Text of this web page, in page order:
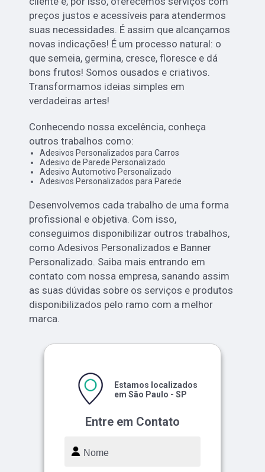
preços justos e acessíveis para atendermos
suas necessidades. É assim que alcançamos
novas indicações! É um processo natural: o
que semeia, germina, cresce, floresce e dá
bons frutos! Somos ousados e criativos.
Transformamos ideias simples em
verdadeiras artes!
Conhecendo nossa excelência, conheça
outros trabalhos como:
Adesivos Personalizados para Carros
Adesivo de Parede Personalizado
Adesivo Automotivo Personalizado
Adesivos Personalizados para Parede
Desenvolvemos cada trabalho de uma forma
profissional e objetiva. Com isso,
conseguimos disponibilizar outros trabalhos,
como Adesivos Personalizados e Banner
Personalizado. Saiba mais entrando em
contato com nossa empresa, sanando assim
as suas dúvidas sobre os serviços e produtos
disponibilizados pelo ramo com a melhor
marca.
Entre em Contato
Estamos localizados
em São Paulo - SP